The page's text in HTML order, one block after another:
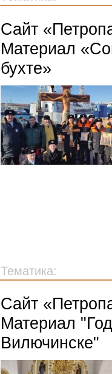
Сайт
Материал
бухте»
Тематика:
Сайт
Материал
Вилючинске"